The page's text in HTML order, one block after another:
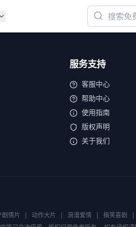
服务支持
客服中心
帮助中心
使用指南
版权声明
关于我们
剧情片 | 动作大片 | 浪漫爱情 | 搞笑喜剧 |